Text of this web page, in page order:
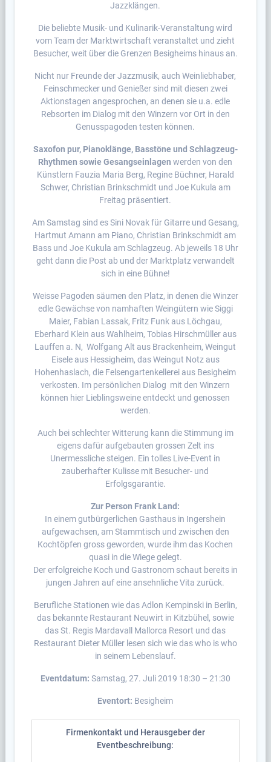
Jazzklängen.
Die beliebte Musik- und Kulinarik-Veranstaltung wird
vom Team der Marktwirtschaft veranstaltet und zieht
Besucher, weit über die Grenzen Besigheims hinaus an.
Nicht nur Freunde der Jazzmusik, auch Weinliebhaber,
Feinschmecker und Genießer sind mit diesen zwei
Aktionstagen angesprochen, an denen sie u.a. edle
Rebsorten im Dialog mit den Winzern vor Ort in den
Genusspagoden testen können.
Saxofon pur, Pianoklänge, Basstöne und Schlagzeug-
Rhythmen sowie Gesangseinlagenwerden von den
Künstlern Fauzia Maria Berg, Regine Büchner, Harald
Schwer, Christian Brinkschmidt und Joe Kukula am
Freitag präsentiert.
Am Samstag sind es Sini Novak für Gitarre und Gesang,
Hartmut Amann am Piano, Christian Brinkschmidt am
Bass und Joe Kukula am Schlagzeug. Ab jeweils 18 Uhr
geht dann die Post ab und der Marktplatz verwandelt
sich in eine Bühne!
Weisse Pagoden säumen den Platz, in denen die Winzer
edle Gewächse von namhaften Weingütern wie Siggi
Maier, Fabian Lassak, Fritz Funk aus Löchgau,
Eberhard Klein aus Wahlheim, Tobias Hirschmüller aus
Lauffen a. N, Wolfgang Alt aus Brackenheim, Weingut
Eisele aus Hessigheim, das Weingut Notz aus
Hohenhaslach, die Felsengartenkellerei aus Besigheim
verkosten. Im persönlichen Dialog mit den Winzern
können hier Lieblingsweine entdeckt und genossen
werden.
Auch bei schlechter Witterung kann die Stimmung im
eigens dafür aufgebauten grossen Zelt ins
Unermessliche steigen. Ein tolles Live-Event in
zauberhafter Kulisse mit Besucher- und
Erfolgsgarantie.
Zur Person Frank Land:
In einem gutbürgerlichen Gasthaus in Ingershein
aufgewachsen, am Stammtisch und zwischen den
Kochtöpfen gross geworden, wurde ihm das Kochen
quasi in die Wiege gelegt.
Der erfolgreiche Koch und Gastronom schaut bereits in
jungen Jahren auf eine ansehnliche Vita zurück.
Berufliche Stationen wie das Adlon Kempinski in Berlin,
das bekannte Restaurant Neuwirt in Kitzbühel, sowie
das St. Regis Mardavall Mallorca Resort und das
Restaurant Dieter Müller lesen sich wie das who is who
in seinem Lebenslauf.
Eventdatum: Samstag, 27. Juli 2019 18:30 – 21:30
Eventort: Besigheim
Firmenkontakt und Herausgeber der
Eventbeschreibung: